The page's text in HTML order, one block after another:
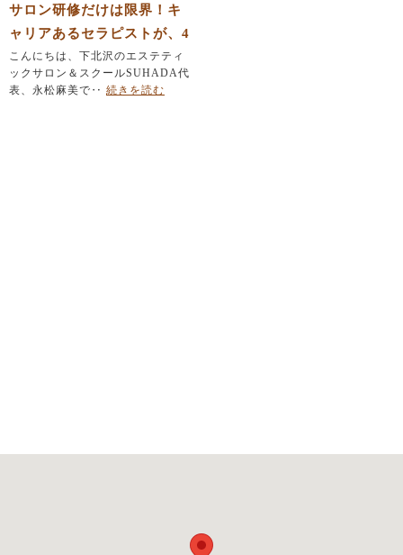
サロン研修だけは限界！キ
ャリアあるセラピストが、4
7歳で本気の学び直しを決意
した理由
こんにちは、下北沢のエステティ
ックサロン＆スクールSUHADA代
表、永松麻美で‥ 続きを読む